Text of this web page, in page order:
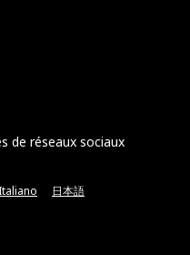
de réseaux sociaux
日本語